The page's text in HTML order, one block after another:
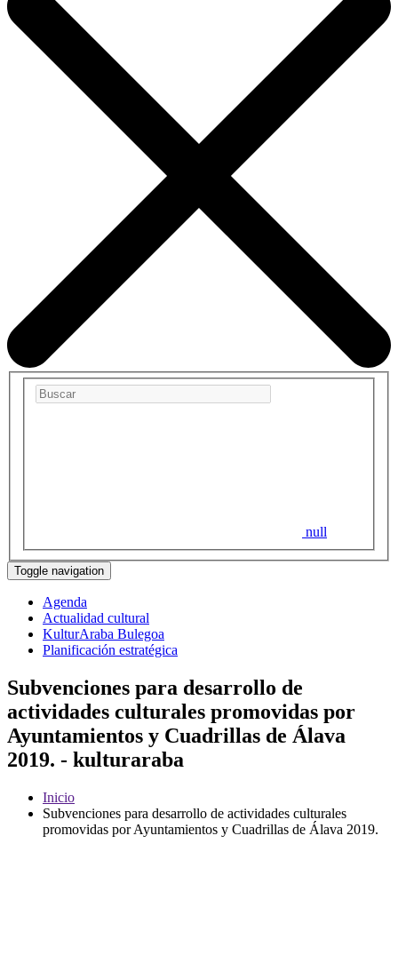
null
Toggle navigation
Agenda
Actualidad cultural
KulturAraba Bulegoa
Planificación estratégica
Subvenciones para desarrollo de
actividades culturales promovidas por
Ayuntamientos y Cuadrillas de Álava
2019. - kulturaraba
Inicio
Subvenciones para desarrollo de actividades culturales
promovidas por Ayuntamientos y Cuadrillas de Álava 2019.